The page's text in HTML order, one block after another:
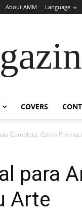
About AMM Language
COVERS
Completa, Cómo
para
Arte